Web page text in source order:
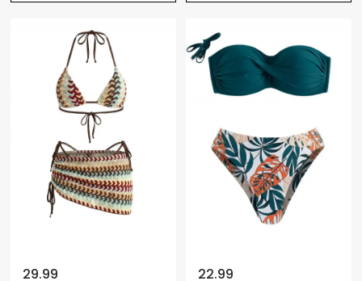
29.99 22.99